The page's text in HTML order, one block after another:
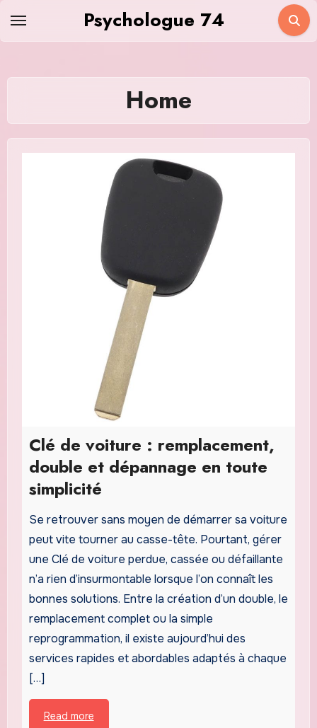
Psychologue 74
Home
Clé de voiture : remplacement,
double et dépannage en toute
simplicité
Se retrouver sans moyen de démarrer sa voiture
peut vite tourner au casse-tête. Pourtant, gérer
une Clé de voiture perdue, cassée ou défaillante
n’a rien d’insurmontable lorsque l’on connaît les
bonnes solutions. Entre la création d’un double, le
remplacement complet ou la simple
reprogrammation, il existe aujourd’hui des
services rapides et abordables adaptés à chaque
[…]
Read more